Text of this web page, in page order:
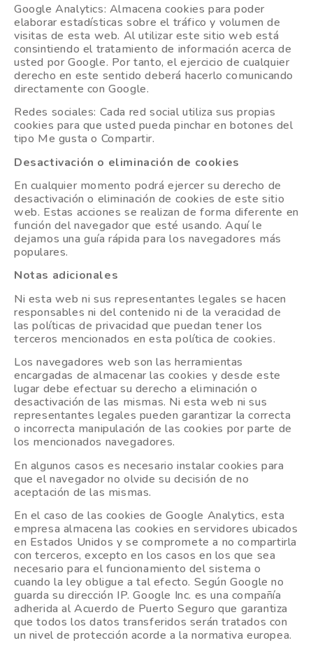
Google Analytics: Almacena cookies para poder
elaborar estadísticas sobre el tráfico y volumen de
visitas de esta web. Al utilizar este sitio web está
consintiendo el tratamiento de información acerca de
usted por Google. Por tanto, el ejercicio de cualquier
derecho en este sentido deberá hacerlo comunicando
directamente con Google.
Redes sociales: Cada red social utiliza sus propias
cookies para que usted pueda pinchar en botones del
tipo Me gusta o Compartir.
Desactivación o eliminación de cookies
En cualquier momento podrá ejercer su derecho de
desactivación o eliminación de cookies de este sitio
web. Estas acciones se realizan de forma diferente en
función del navegador que esté usando. Aquí le
dejamos una guía rápida para los navegadores más
populares.
Notas adicionales
Ni esta web ni sus representantes legales se hacen
responsables ni del contenido ni de la veracidad de
las políticas de privacidad que puedan tener los
terceros mencionados en esta política de cookies.
Los navegadores web son las herramientas
encargadas de almacenar las cookies y desde este
lugar debe efectuar su derecho a eliminación o
desactivación de las mismas. Ni esta web ni sus
representantes legales pueden garantizar la correcta
o incorrecta manipulación de las cookies por parte de
los mencionados navegadores.
En algunos casos es necesario instalar cookies para
que el navegador no olvide su decisión de no
aceptación de las mismas.
En el caso de las cookies de Google Analytics, esta
empresa almacena las cookies en servidores ubicados
en Estados Unidos y se compromete a no compartirla
con terceros, excepto en los casos en los que sea
necesario para el funcionamiento del sistema o
cuando la ley obligue a tal efecto. Según Google no
guarda su dirección IP. Google Inc. es una compañía
adherida al Acuerdo de Puerto Seguro que garantiza
que todos los datos transferidos serán tratados con
un nivel de protección acorde a la normativa europea.